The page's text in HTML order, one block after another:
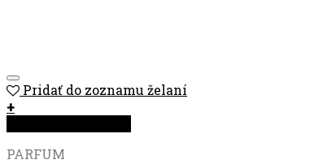
Pridať do zoznamu želaní
+
PARFUM